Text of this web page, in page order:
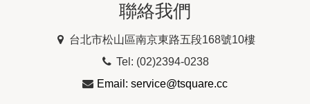
聯絡我們
台北市松山區南京東路五段168號10樓
Tel: (02)2394-0238
Email: service@tsquare.cc